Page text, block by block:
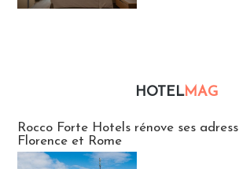
HOTELMAG
Rocco Forte Hotels rénove ses
Florence et Rome